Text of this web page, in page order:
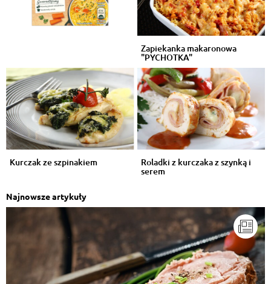
Zapiekanka makaronowa
"PYCHOTKA"
Kurczak ze szpinakiem Roladki z kurczaka z szynką i
serem
Najnowsze artykuły